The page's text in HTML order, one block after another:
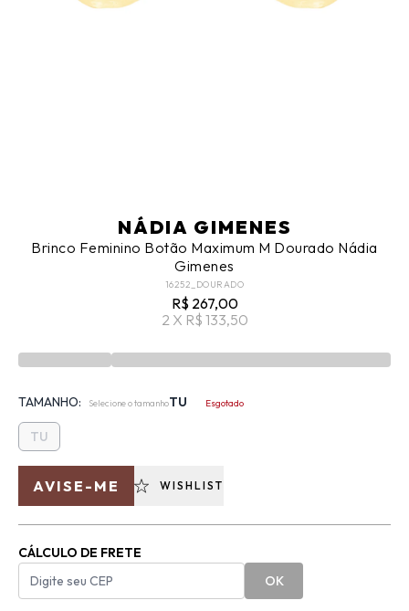
NÁDIA GIMENES
Brinco Feminino Botão Maximum M Dourado Nádia
Gimenes
16252_DOURADO
R$ 267,00
2 X R$ 133,50
TAMANHO: Selecione o tamanhoTU Esgotado
TU
AVISE-ME WISHLIST
CÁLCULO DE FRETE
OK